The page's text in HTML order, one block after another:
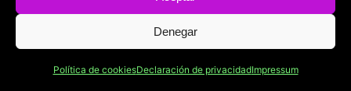
Denegar
Política de cookiesDeclaración de privacidadImpressum
anterior:
Primavera
auspiciosa. Consigue
GRATIS una skin
Chapter tendrá
anuncia a qué